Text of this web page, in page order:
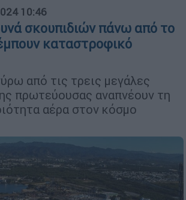
10:46
σκουπιδιών πάνω από το
καταστροφικό
από τις τρεις μεγάλες
πρωτεύουσας αναπνέουν τη
αέρα στον κόσμο